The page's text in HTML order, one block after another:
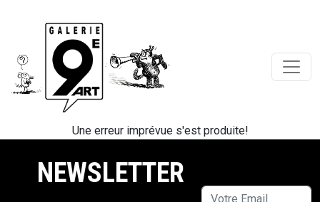
Une erreur imprévue s'est produite!
NEWSLETTER